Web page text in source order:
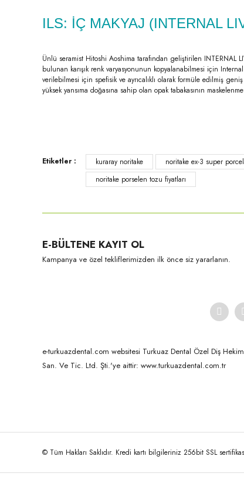
ILS: İÇ MAKYAJ (INTERNAL
Ünlü seramist Hitoshi Aoshima tarafından geliştirilen
bulunan karışık renk varyasyonunun kopyalanabilmesi için
verilebilmesi için spefisik ve ayrıcalıklı olarak formüle edilmiş
yüksek yansıma doğasına sahip olan opak tabakasının
Bu ürünün fiyat bilgisi, resim, ürün açıklamalarında ve
Görüş ve önerileriniz için teşekkür ederiz.
Ürün fiyatı diğer sitelerden daha pahalı.
Bu ürüne benzer farklı alternatifler olmalı.
Etiketler : kuraray noritake noritake ex-3 super
noritake porselen tozu fiyatları
E-BÜLTENE KAYIT OL
Kampanya ve özel tekliflerimizden ilk önce siz yararlanın.
e-turkuazdental.com websitesi Turkuaz Dental Özel Diş
San. Ve Tic. Ltd. Şti.'ye aittir: www.turkuazdental.com.tr
© Tüm Hakları Saklıdır. Kredi kartı bilgileriniz 256bit SSL